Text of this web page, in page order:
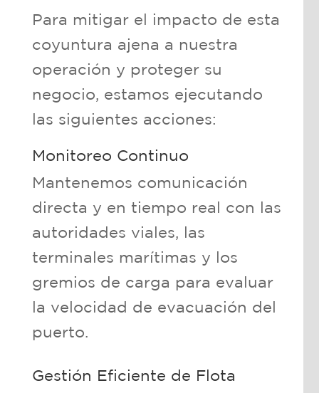
Para mitigar el impacto de esta
coyuntura ajena a nuestra
operación y proteger su
negocio, estamos ejecutando
las siguientes acciones:
Monitoreo Continuo
Mantenemos comunicación
directa y en tiempo real con las
autoridades viales, las
terminales marítimas y los
gremios de carga para evaluar
la velocidad de evacuación del
puerto.
Gestión Eficiente de Flota